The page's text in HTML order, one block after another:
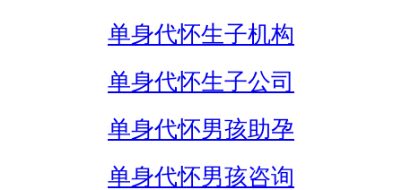
单身代怀生子机构
单身代怀生子公司
单身代怀男孩助孕
单身代怀男孩咨询